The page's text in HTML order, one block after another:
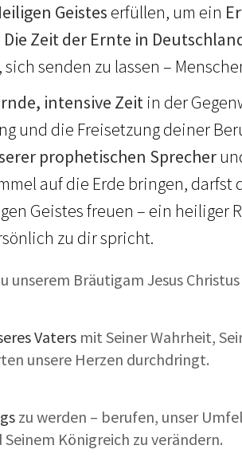
Geistes erfüllen, um ein
Die Zeit der Ernte in
senden zu lassen –
intensive Zeitin der
und die Freisetzung deiner
prophetischen Sprecher
auf die Erde bringen, darfst
Geistes freuen – ein heiliger
zu dir spricht.
unserem Bräutigam Jesus
Vaters mit Seiner Wahrheit,
unsere Herzen durchdringt.
zu werden – berufen, unser
Königreich zu verändern.